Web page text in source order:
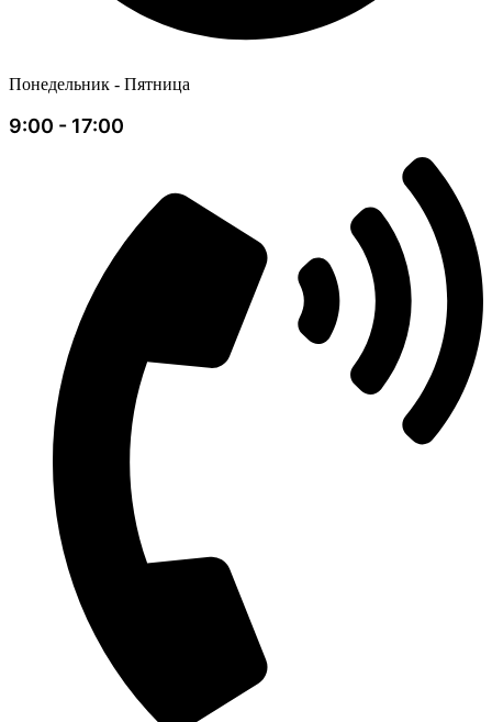
Понедельник - Пятница
9:00 - 17:00